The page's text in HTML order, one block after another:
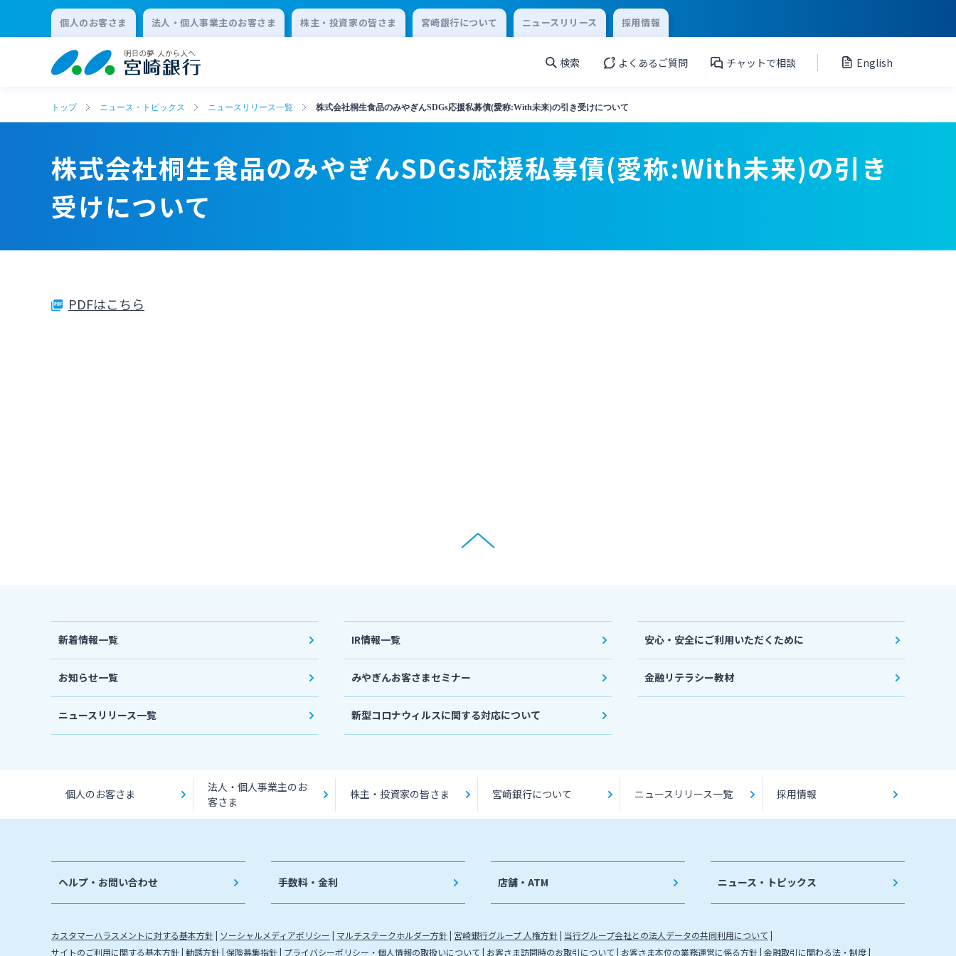
個人のお客さま 法人・個人事業主のお客さま 株主・投資家の皆さま 宮崎銀行について ニュースリリース 採用情報
検索 よくあるご質問 チャットで相談 English
トップ ニュース・トピックス ニュースリリース一覧 株式会社桐生食品のみやぎんSDGs応援私募債(愛称:With未来)の引き受けについて
株式会社桐生食品のみやぎんSDGs応援私募債(愛称:With未来)の引き
受けについて
PDFはこちら
新着情報一覧
お知らせ一覧
ニュースリリース一覧
IR情報一覧
みやぎんお客さまセミナー
新型コロナウィルスに関する対応について
安心・安全にご利用いただくために
金融リテラシー教材
個人のお客さま
法人・個人事業主のお
客さま
株主・投資家の皆さま 宮崎銀行について ニュースリリース一覧 採用情報
ヘルプ・お問い合わせ 手数料・金利 店舗・ATM ニュース・トピックス
カスタマーハラスメントに対する基本方針 ソーシャルメディアポリシー マルチステークホルダー方針 宮崎銀行グループ 人権方針 当行グループ会社との法人データの共同利用について
サイトのご利用に関する基本方針 勧誘方針 保険募集指針 プライバシーポリシー・個人情報の取扱いについて お客さま訪問時のお取引について お客さま本位の業務運営に係る方針 金融取引に関わる法・制度